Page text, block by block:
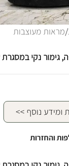
/מראות מעוצבות
נקי במסגרת
ומידע נוסף >>
והחזרות